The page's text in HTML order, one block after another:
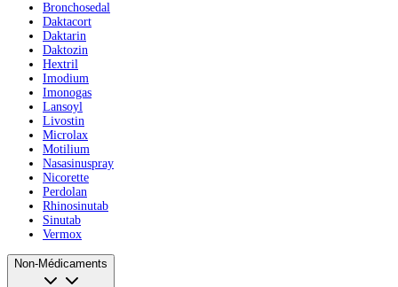
Bronchosedal
Daktacort
Daktarin
Daktozin
Hextril
Imodium
Imonogas
Lansoyl
Livostin
Microlax
Motilium
Nasasinuspray
Nicorette
Perdolan
Rhinosinutab
Sinutab
Vermox
Non-Médicaments